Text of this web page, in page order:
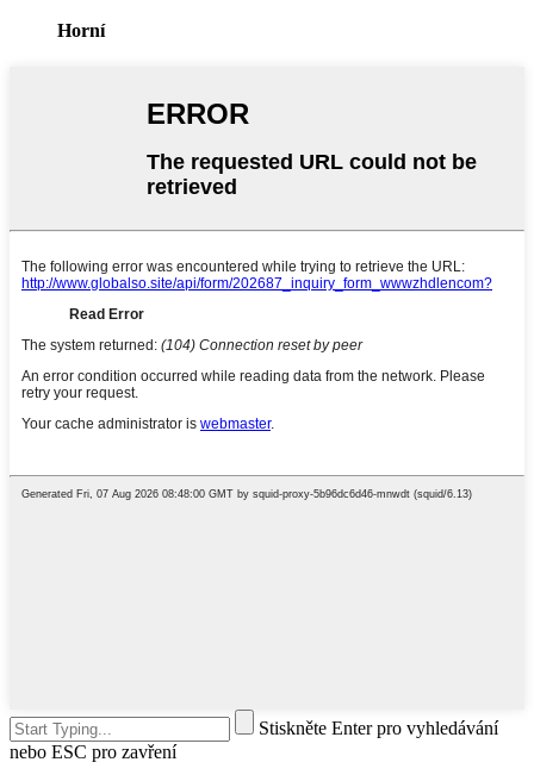
Horní
Stiskněte Enter pro vyhledávání
nebo ESC pro zavření